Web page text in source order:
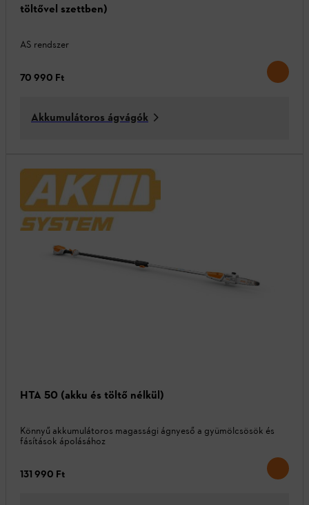
töltővel szettben)
AS rendszer
70 990 Ft
Akkumulátoros ágvágók
HTA 50 (akku és töltő nélkül)
Könnyű akkumulátoros magassági ágnyeső a gyümölcsösök és
fásítások ápolásához
131 990 Ft